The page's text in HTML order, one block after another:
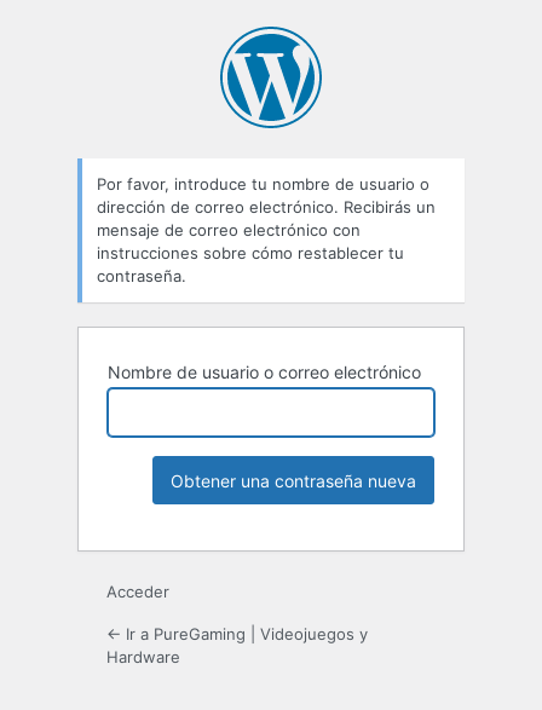
Por favor, introduce tu nombre de usuario o
dirección de correo electrónico. Recibirás un
mensaje de correo electrónico con
instrucciones sobre cómo restablecer tu
contraseña.
Nombre de usuario o correo electrónico
Acceder
← Ir a PureGaming | Videojuegos y
Hardware